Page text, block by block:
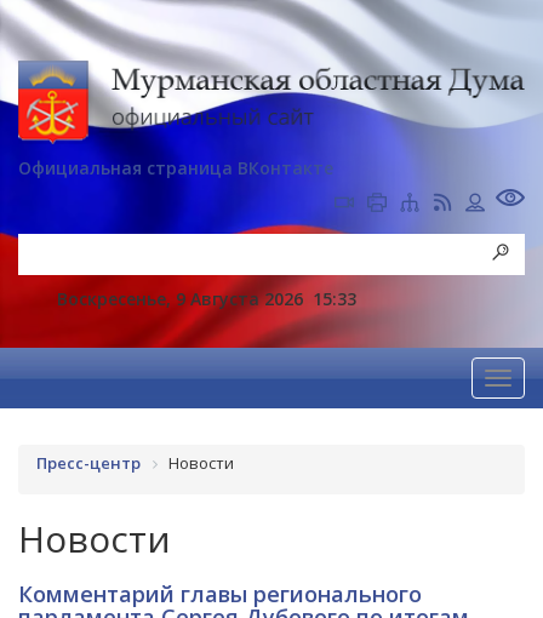
Официальная страница ВКонтакте
Воскресенье, 9 Августа 2026 15:33
Пресс-центр Новости
Новости
Комментарий главы регионального